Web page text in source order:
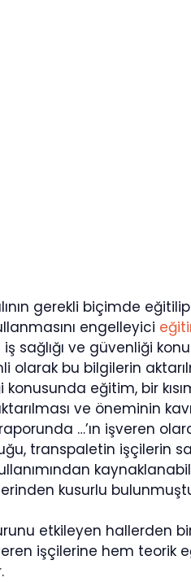
gerekli biçimde
engelleyici
iş sağlığı ve güvenliği
bu bilgilerin
konusunda eğitim, bir
ve öneminin
…’ın işveren
transpaletin işçilerin
kusurlu
etkileyen
işçilerine hem teorik